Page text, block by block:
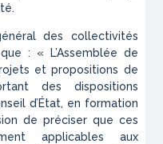
des collectivités
: « L’Assemblée de
et propositions de
des dispositions
d’État, en formation
de préciser que ces
applicables aux